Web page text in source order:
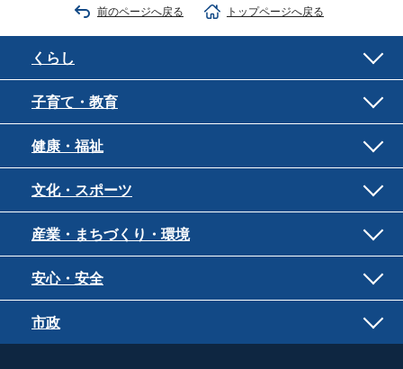
前のページへ戻る トップページへ戻る
くらし
子育て・教育
健康・福祉
文化・スポーツ
産業・まちづくり・環境
安心・安全
市政